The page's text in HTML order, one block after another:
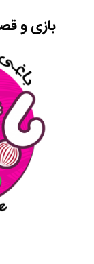
بازی و